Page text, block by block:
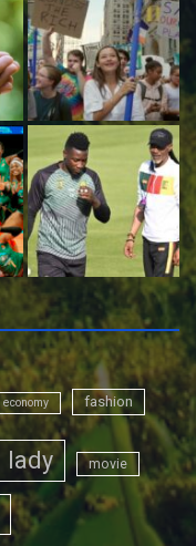
economy fashion
lady movie